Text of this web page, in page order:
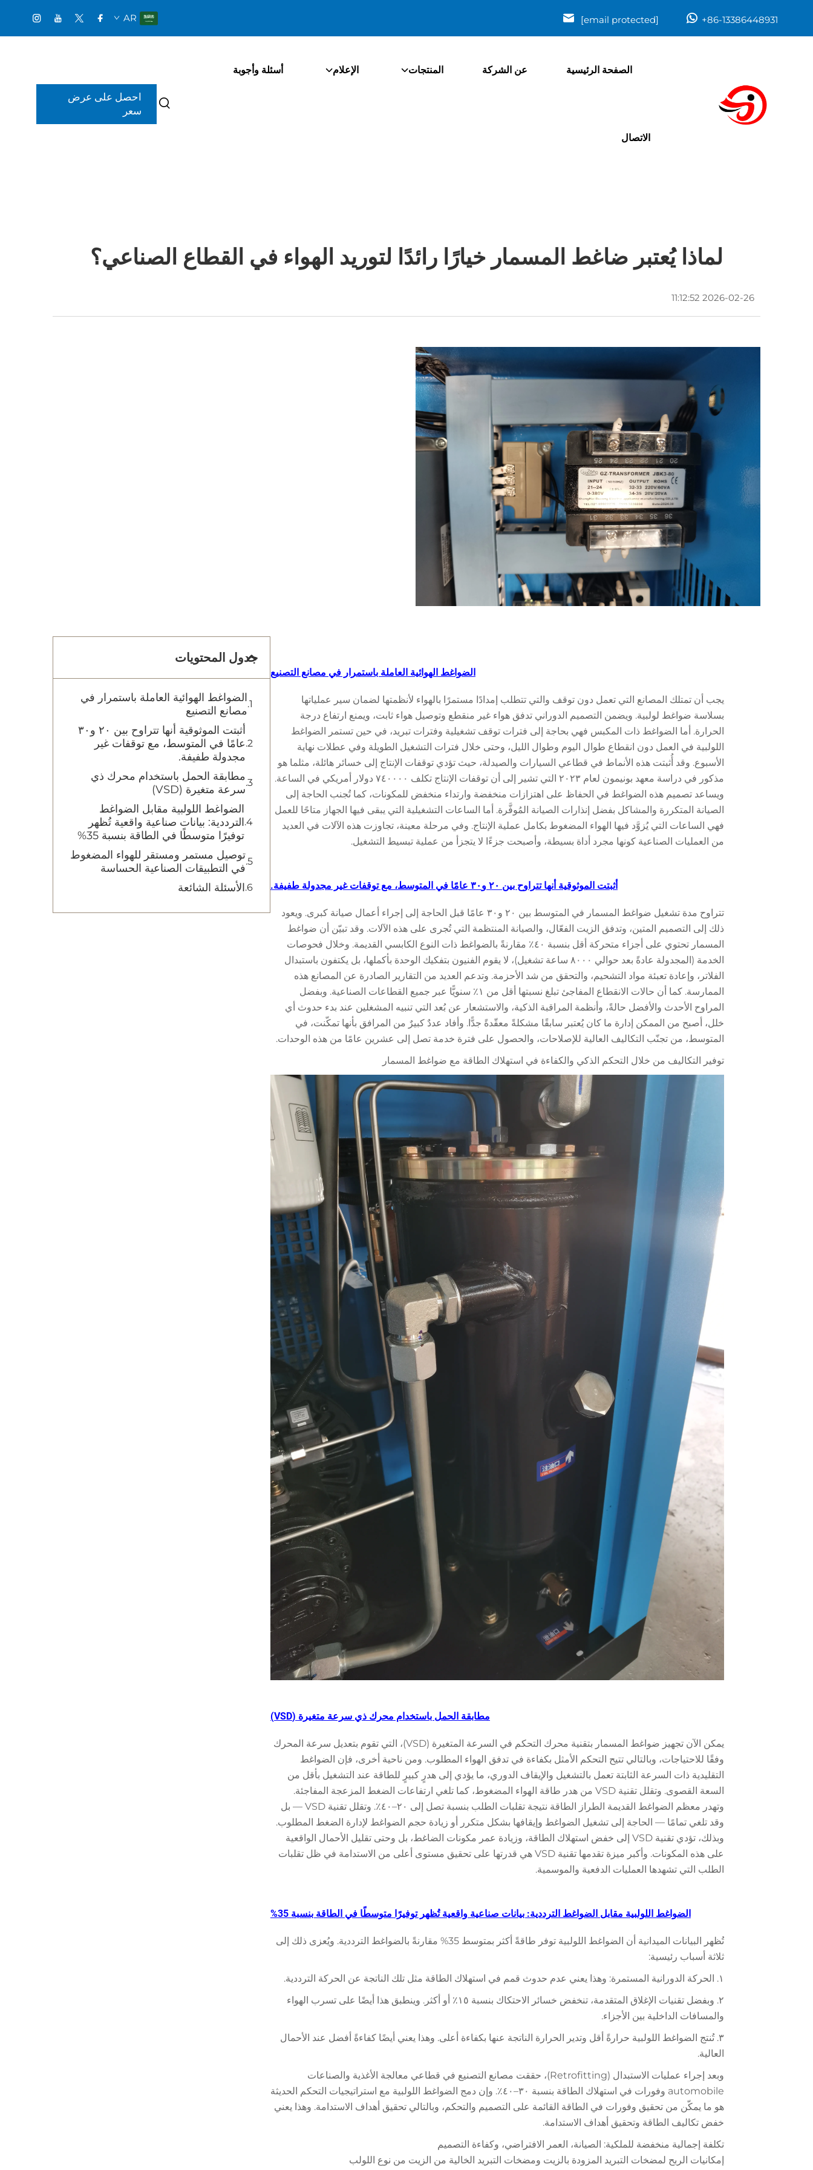
+86-13386448931
[email protected]
AR
الصفحة الرئيسية عن الشركة المنتجات الإعلام أسئلة وأجوبة
الاتصال
احصل على عرض
سعر
لماذا يُعتبر ضاغط المسمار خيارًا رائدًا لتوريد الهواء في القطاع الصناعي؟
2026-02-26 11:12:52
الضواغط الهوائية العاملة باستمرار في مصانع التصنيع
يجب أن تمتلك المصانع التي تعمل دون توقف والتي تتطلب إمدادًا مستمرًا بالهواء لأنظمتها لضمان سير عملياتها
بسلاسة ضواغط لولبية. ويضمن التصميم الدوراني تدفق هواء غير منقطع وتوصيل هواء ثابت، ويمنع ارتفاع درجة
الحرارة. أما الضواغط ذات المكبس فهي بحاجة إلى فترات توقف تشغيلية وفترات تبريد، في حين تستمر الضواغط
اللولبية في العمل دون انقطاع طوال اليوم وطوال الليل، وحتى خلال فترات التشغيل الطويلة وفي عطلات نهاية
الأسبوع. وقد أُثبتت هذه الأنماط في قطاعي السيارات والصيدلة، حيث تؤدي توقفات الإنتاج إلى خسائر هائلة، مثلما هو
مذكور في دراسة معهد بونيمون لعام ٢٠٢٣ التي تشير إلى أن توقفات الإنتاج تكلف ٧٤٠٠٠٠ دولار أمريكي في الساعة.
ويساعد تصميم هذه الضواغط في الحفاظ على اهتزازات منخفضة وارتداء منخفض للمكونات، كما تُجنب الحاجة إلى
الصيانة المتكررة والمشاكل بفضل إنذارات الصيانة المُوفَّرة. أما الساعات التشغيلية التي يبقى فيها الجهاز متاحًا للعمل
فهي الساعات التي يُزوَّد فيها الهواء المضغوط بكامل عملية الإنتاج. وفي مرحلة معينة، تجاوزت هذه الآلات في العديد
من العمليات الصناعية كونها مجرد أداة بسيطة، وأصبحت جزءًا لا يتجزأ من عملية تبسيط التشغيل.
أثبتت الموثوقية أنها تتراوح بين ٢٠ و٣٠ عامًا في المتوسط، مع توقفات غير مجدولة طفيفة.
تتراوح مدة تشغيل ضواغط المسمار في المتوسط بين ٢٠ و٣٠ عامًا قبل الحاجة إلى إجراء أعمال صيانة كبرى. ويعود
ذلك إلى التصميم المتين، وتدفق الزيت الفعّال، والصيانة المنتظمة التي تُجرى على هذه الآلات. وقد تبيّن أن ضواغط
المسمار تحتوي على أجزاء متحركة أقل بنسبة ٤٠٪ مقارنةً بالضواغط ذات النوع الكابسي القديمة. وخلال فحوصات
الخدمة (المجدولة عادةً بعد حوالي ٨٠٠٠ ساعة تشغيل)، لا يقوم الفنيون بتفكيك الوحدة بأكملها، بل يكتفون باستبدال
الفلاتر، وإعادة تعبئة مواد التشحيم، والتحقق من شد الأحزمة. وتدعم العديد من التقارير الصادرة عن المصانع هذه
الممارسة. كما أن حالات الانقطاع المفاجئ تبلغ نسبتها أقل من ١٪ سنويًّا عبر جميع القطاعات الصناعية. وبفضل
المراوح الأحدث والأفضل حالةً، وأنظمة المراقبة الذكية، والاستشعار عن بُعد التي تنبيه المشغلين عند بدء حدوث أي
خلل، أصبح من الممكن إدارة ما كان يُعتبر سابقًا مشكلةً معقّدةً جدًّا. وأفاد عددٌ كبيرٌ من المرافق بأنها تمكّنت، في
المتوسط، من تجنّب التكاليف العالية للإصلاحات، والحصول على فترة خدمة تصل إلى عشرين عامًا من هذه الوحدات.
توفير التكاليف من خلال التحكم الذكي والكفاءة في استهلاك الطاقة مع ضواغط المسمار
مطابقة الحمل باستخدام محرك ذي سرعة متغيرة (VSD)
يمكن الآن تجهيز ضواغط المسمار بتقنية محرك التحكم في السرعة المتغيرة (VSD)، التي تقوم بتعديل سرعة المحرك
وفقًا للاحتياجات، وبالتالي تتيح التحكم الأمثل بكفاءة في تدفق الهواء المطلوب. ومن ناحية أخرى، فإن الضواغط
التقليدية ذات السرعة الثابتة تعمل بالتشغيل والإيقاف الدوري، ما يؤدي إلى هدرٍ كبيرٍ للطاقة عند التشغيل بأقل من
السعة القصوى. وتقلل تقنية VSD من هدر طاقة الهواء المضغوط، كما تلغي ارتفاعات الضغط المزعجة المفاجئة.
وتهدر معظم الضواغط القديمة الطراز الطاقة نتيجة تقلبات الطلب بنسبة تصل إلى ٢٠–٤٠٪. وتقلل تقنية VSD — بل
وقد تلغي تمامًا — الحاجة إلى تشغيل الضواغط وإيقافها بشكل متكرر أو زيادة حجم الضواغط لإدارة الضغط المطلوب.
وبذلك، تؤدي تقنية VSD إلى خفض استهلاك الطاقة، وزيادة عمر مكونات الضاغط، بل وحتى تقليل الأحمال الواقعية
على هذه المكونات. وأكبر ميزة تقدمها تقنية VSD هي قدرتها على تحقيق مستوى أعلى من الاستدامة في ظل تقلبات
الطلب التي تشهدها العمليات الدفعية والموسمية.
الضواغط اللولبية مقابل الضواغط الترددية: بيانات صناعية واقعية تُظهر توفيرًا متوسطًا في الطاقة بنسبة 35%‏
تُظهر البيانات الميدانية أن الضواغط اللولبية توفر طاقةً أكثر بمتوسط 35% مقارنةً بالضواغط الترددية. ويُعزى ذلك إلى
ثلاثة أسباب رئيسية:
١. الحركة الدورانية المستمرة: وهذا يعني عدم حدوث قمم في استهلاك الطاقة مثل تلك الناتجة عن الحركة الترددية.
٢. وبفضل تقنيات الإغلاق المتقدمة، تنخفض خسائر الاحتكاك بنسبة ١٥٪ أو أكثر. وينطبق هذا أيضًا على تسرب الهواء
والمسافات الداخلية بين الأجزاء.
٣. تُنتج الضواغط اللولبية حرارةً أقل وتدير الحرارة الناتجة عنها بكفاءة أعلى. وهذا يعني أيضًا كفاءةً أفضل عند الأحمال
العالية.
وبعد إجراء عمليات الاستبدال (Retrofitting)، حققت مصانع التصنيع في قطاعي معالجة الأغذية والصناعات
automobile وفورات في استهلاك الطاقة بنسبة ٣٠–٤٠٪. وإن دمج الضواغط اللولبية مع استراتيجيات التحكم الحديثة
هو ما يمكّن من تحقيق وفورات في الطاقة القائمة على التصميم والتحكم، وبالتالي تحقيق أهداف الاستدامة. وهذا يعني
خفض تكاليف الطاقة وتحقيق أهداف الاستدامة.
تكلفة إجمالية منخفضة للملكية: الصيانة، العمر الافتراضي، وكفاءة التصميم
إمكانيات الربح لمضخات التبريد المزودة بالزيت ومضخات التبريد الخالية من الزيت من نوع اللولب
جدول المحتويات
الضواغط الهوائية العاملة باستمرار في
مصانع التصنيع
أثبتت الموثوقية أنها تتراوح بين ٢٠ و٣٠
عامًا في المتوسط، مع توقفات غير
مجدولة طفيفة.
مطابقة الحمل باستخدام محرك ذي
سرعة متغيرة (VSD)
الضواغط اللولبية مقابل الضواغط
الترددية: بيانات صناعية واقعية تُظهر
توفيرًا متوسطًا في الطاقة بنسبة 35%‏
توصيل مستمر ومستقر للهواء المضغوط
في التطبيقات الصناعية الحساسة
الأسئلة الشائعة